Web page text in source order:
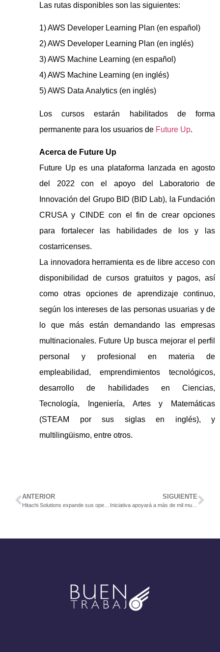
Las rutas disponibles son las siguientes:
1) AWS Developer Learning Plan (en español)
2) AWS Developer Learning Plan (en inglés)
3) AWS Machine Learning (en español)
4) AWS Machine Learning (en inglés)
5) AWS Data Analytics (en inglés)
Los cursos estarán habilitados de forma
permanente para los usuarios de Future Up.
Acerca de Future Up
Future Up es una plataforma lanzada en agosto
del 2022 con el apoyo del Laboratorio de
Innovación del Grupo BID (BID Lab), la Fundación
CRUSA y CINDE con el fin de crear opciones
para fortalecer las habilidades de los y las
costarricenses.
La innovadora herramienta es de libre acceso con
disponibilidad de cursos gratuitos y pagos, así
como otras opciones de aprendizaje continuo,
según los intereses de las personas usuarias y de
lo que más están demandando las empresas
multinacionales. Future Up busca mejorar el perfil
personal y profesional en materia de
empleabilidad, emprendimientos tecnológicos,
desarrollo de habilidades en Ciencias,
Tecnología, Ingeniería, Artes y Matemáticas
(STEAM por sus siglas en inglés), y
multilingüismo, entre otros.
ANTERIOR SIGUIENTE
Iniciativa apoyará a más de mil mujeres sin trabajo con becas completas en formación tecnológica